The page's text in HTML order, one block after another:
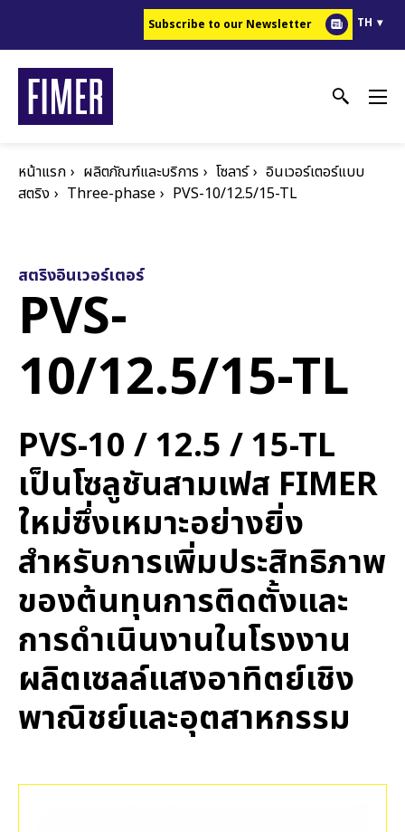
เนื้อหา
Subscribe to our Newsletter TH
หน้าแรก ผลิตภัณฑ์และบริการ โซลาร์
อินเวอร์เตอร์แบบ
สตริง
Three-phase PVS-10/12.5/15-TL
สตริงอินเวอร์เตอร์
PVS-
10/12.5/15-TL
PVS-10 / 12.5 / 15-TL
เป็นโซลูชันสามเฟส FIMER
ใหม่ซึ่งเหมาะอย่างยิ่ง
สำหรับการเพิ่มประสิทธิภาพ
ของต้นทุนการติดตั้งและ
การดำเนินงานในโรงงาน
ผลิตเซลล์แสงอาทิตย์เชิง
พาณิชย์และอุตสาหกรรม